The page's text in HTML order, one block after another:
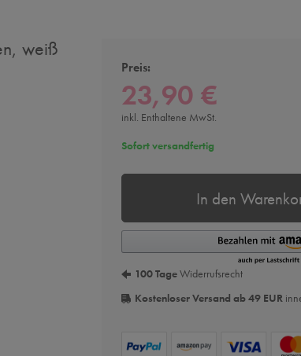
weiß
Preis:
23,90 €
inkl. Enthaltene MwSt.
Sofort versandfertig
In den
100 TageWiderrufsrecht
Kostenloser Versand ab 49 EUR